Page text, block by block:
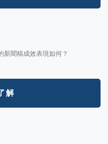
聞稿成效表現如何？
解